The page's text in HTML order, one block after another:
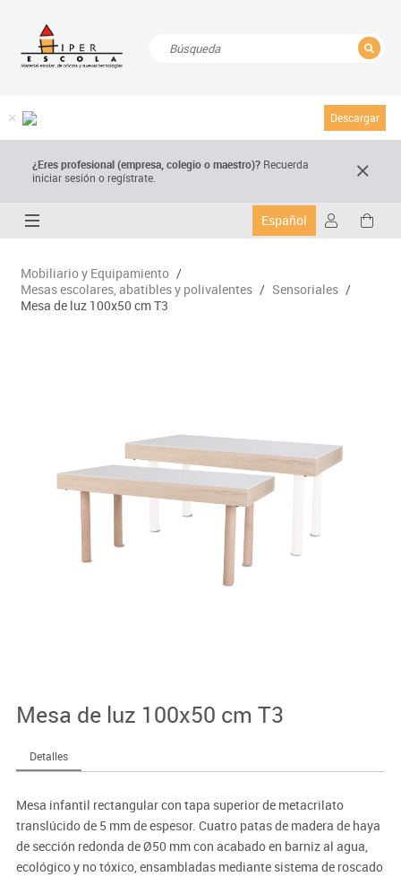
Descargar
¿Eres profesional (empresa, colegio o maestro)? Recuerda
iniciar sesión o regístrate.
Español
Mobiliario y Equipamiento /
Mesas escolares, abatibles y polivalentes / Sensoriales /
Mesa de luz 100x50 cm T3
Mesa de luz 100x50 cm T3
Detalles
Mesa infantil rectangular con tapa superior de metacrilato
translúcido de 5 mm de espesor. Cuatro patas de madera de haya
de sección redonda de Ø50 mm con acabado en barniz al agua,
ecológico y no tóxico, ensambladas mediante sistema de roscado